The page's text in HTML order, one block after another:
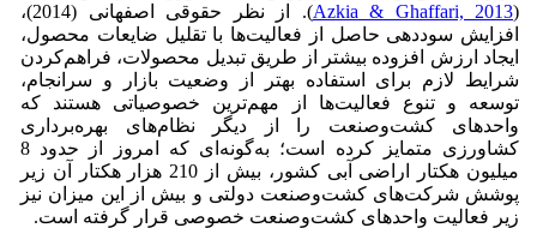
(
Azkia & Ghaffari, 2013
). از نظر حقوقی اصفهانی (2014)،
افزایش سوددهی حاصل از فعالیت‌ها با تقلیل ضایعات محصول،
ایجاد ارزش افزوده بیشتر از طریق تبدیل محصولات، فراهم‌کردن
شرایط لازم برای استفاده بهتر از وضعیت بازار و سرانجام،
توسعه و تنوع فعالیت‌ها از مهم‌ترین خصوصیاتی هستند که
واحدهای کشت‌وصنعت‌ را از دیگر نظام‌های بهره‌برداری
کشاورزی متمایز کرده است؛ به‌گونه‌ای که امروز از حدود 8
میلیون هکتار اراضی آبی کشور، بیش از 210 هزار هکتار آن زیر
پوشش شرکت‌های کشت‌وصنعت دولتی و بیش از این میزان نیز
زیر فعالیت واحدهای کشت‌وصنعت‌ خصوصی قرار گرفته است.